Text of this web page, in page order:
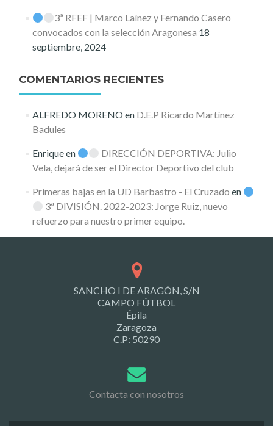
3ª RFEF | Marco Laínez y Fernando Casero
convocados con la selección Aragonesa 18
septiembre, 2024
COMENTARIOS RECIENTES
ALFREDO MORENOen D.E.P Ricardo Martínez
Badules
Enriqueen
DIRECCIÓN DEPORTIVA: Julio
Vela, dejará de ser el Director Deportivo del club
Primeras bajas en la UD Barbastro - El Cruzado en
3ª DIVISIÓN. 2022-2023: Jorge Ruiz, nuevo
refuerzo para nuestro primer equipo.
SANCHO I DE ARAGÓN, S/N
CAMPO FÚTBOL
Épila
Zaragoza
C.P: 50290
Contacta con nosotros